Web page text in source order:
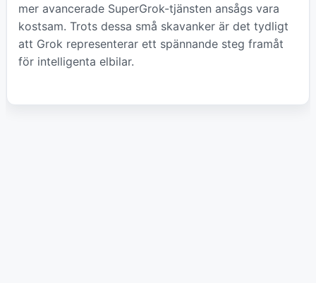
mer avancerade SuperGrok-tjänsten ansågs vara
kostsam. Trots dessa små skavanker är det tydligt
att Grok representerar ett spännande steg framåt
för intelligenta elbilar.